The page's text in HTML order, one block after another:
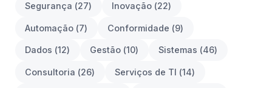
Segurança (27) Inovação (22)
Automação (7) Conformidade (9)
Dados (12) Gestão (10) Sistemas (46)
Consultoria (26) Serviços de TI (14)